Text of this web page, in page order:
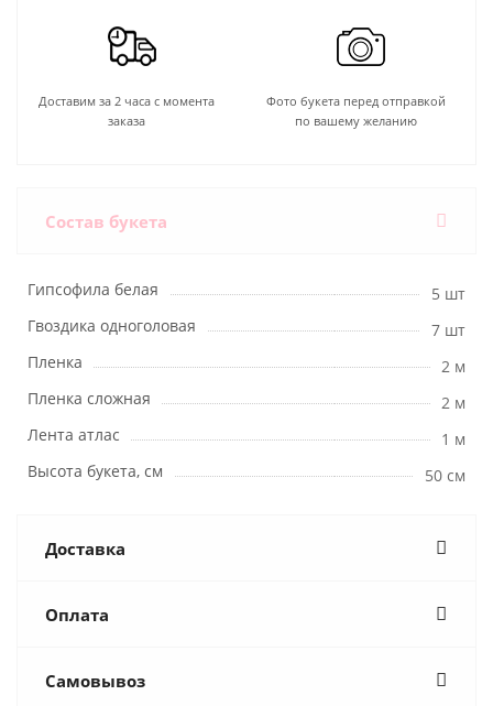
Доставим за 2 часа с момента
заказа
Фото букета перед отправкой
по вашему желанию
Состав букета
Гипсофила белая
5 шт
Гвоздика одноголовая
7 шт
Пленка
2 м
Пленка сложная
2 м
Лента атлас
1 м
Высота букета, см
50 см
Доставка
Оплата
Самовывоз